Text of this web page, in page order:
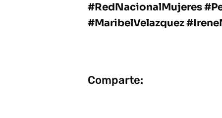
#RedNacionalMujeres
#MaribelVelazquez
Comparte: